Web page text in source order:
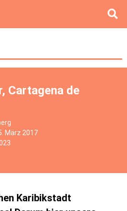
Cartagena de
März 2017
Karibikstadt